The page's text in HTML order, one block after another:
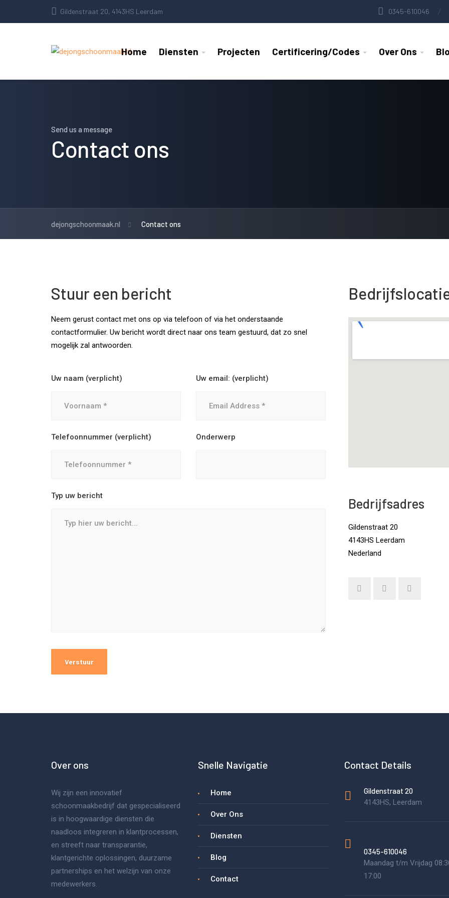
Gildenstraat 20, 4143HS Leerdam 0345-610046
Home Diensten Projecten Certificering/Codes Over Ons
Send us a message
Contact ons
dejongschoonmaak.nl Contact ons
Stuur een bericht
Neem gerust contact met ons op via telefoon of via het onderstaande
contactformulier. Uw bericht wordt direct naar ons team gestuurd, dat zo snel
mogelijk zal antwoorden.
Uw naam (verplicht) Uw email: (verplicht)
Telefoonnummer (verplicht) Onderwerp
Typ uw bericht Bedrijfsadres
Gildenstraat 20
4143HS Leerdam
Nederland
Over ons
Wij zijn een innovatief
schoonmaakbedrijf dat gespecialiseerd
is in hoogwaardige diensten die
naadloos integreren in klantprocessen,
en streeft naar transparantie,
klantgerichte oplossingen, duurzame
partnerships en het welzijn van onze
medewerkers.
Snelle Navigatie
Home
Over Ons
Diensten
Blog
Contact
Contact Details
Gildenstraat 20
4143HS, Leerdam
0345-610046
Maandag t/m Vrijdag
17:00